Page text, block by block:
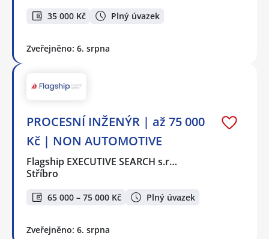
35 000 Kč Plný úvazek
Zveřejněno: 6. srpna
PROCESNÍ INŽENÝR | až 75 000
Kč | NON AUTOMOTIVE
Flagship EXECUTIVE SEARCH s.r…
Stříbro
65 000 – 75 000 Kč Plný úvazek
Zveřejněno: 6. srpna